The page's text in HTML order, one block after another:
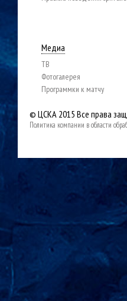
Медиа
ТВ
Фотогалерея
Программки к матчу
© ЦСКА 2015 Все права
Политика компании в области